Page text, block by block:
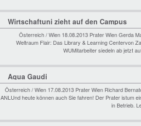
Wirtschaftuni zieht auf den Campus
Österreich / Wien 18.08.2013 Prater Wien Gerda
Weltraum Flair: Das Library & Learning Centervon
WUMitarbeiter siedeln ab jetzt
Aqua Gaudi
Österreich / Wien 17.08.2013 Prater Wien Richard
ANLUnd heute können auch Sie fahren! Der Prater istum
in Betrieb.